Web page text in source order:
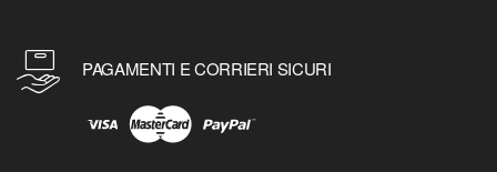
PAGAMENTI E CORRIERI SICURI